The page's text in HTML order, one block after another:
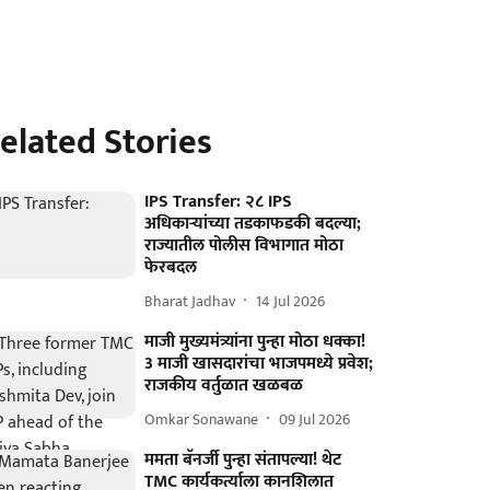
Stories
IPS Transfer: २८ IPS
अधिकाऱ्यांच्या तडकाफडकी बदल्या;
राज्यातील पोलीस विभागात मोठा
फेरबदल
Bharat Jadhav 14 Jul 2026
माजी मुख्यमंत्र्यांना पुन्हा मोठा धक्का!
3 माजी खासदारांचा भाजपमध्ये प्रवेश;
राजकीय वर्तुळात खळबळ
Omkar Sonawane 09 Jul 2026
ममता बॅनर्जी पुन्हा संतापल्या! थेट
TMC कार्यकर्त्याला कानशिलात